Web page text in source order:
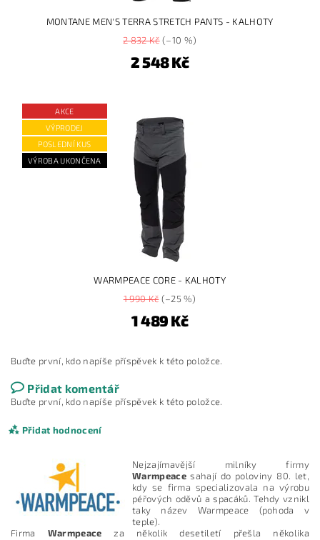
MONTANE MEN'S TERRA STRETCH PANTS - KALHOTY
2 832 Kč(–10 %)
2 548 Kč
AKCE
VÝPRODEJ
POSLEDNÍ KUS
VÝROBA UKONČENA
WARMPEACE CORE - KALHOTY
1 990 Kč(–25 %)
1 489 Kč
Buďte první, kdo napíše příspěvek k této položce.
Přidat komentář
Buďte první, kdo napíše příspěvek k této položce.
Přidat hodnocení
Nejzajímavější milníky firmy
Warmpeacesahají do poloviny 80. let,
kdy se firma specializovala na výrobu
péřových oděvů a spacáků. Tehdy vznikl
taky název Warmpeace (pohoda v
teple).
Firma Warmpeace za několik desetiletí přešla několika